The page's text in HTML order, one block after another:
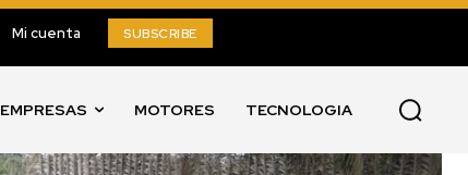
Mi cuenta SUBSCRIBE
EMPRESAS MOTORES TECNOLOGIA